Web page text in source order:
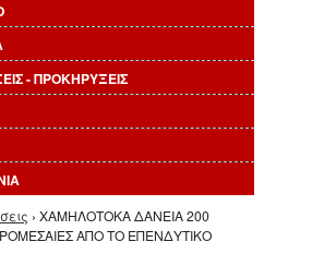
- ΠΡΟΚΗΡΥΞΕΙΣ
› ΧΑΜΗΛΟΤΟΚΑ ΔΑΝΕΙΑ 200
ΑΠΟ ΤΟ ΕΠΕΝΔΥΤΙΚΟ